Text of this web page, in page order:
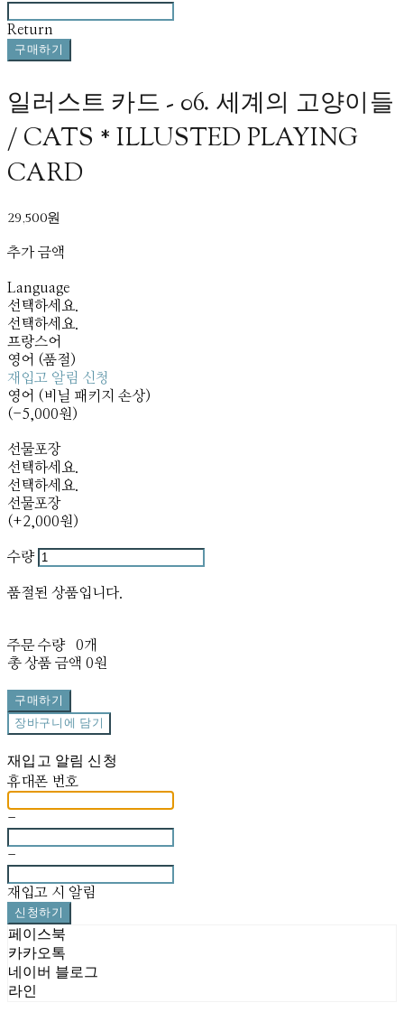
Return
구매하기
일러스트 카드 - 06. 세계의 고양이들
/ CATS * ILLUSTED PLAYING
CARD
29,500원
추가 금액
Language
선택하세요.
선택하세요.
프랑스어
영어 (품절)
재입고 알림 신청
영어 (비닐 패키지 손상)
(-5,000원)
선물포장
선택하세요.
선택하세요.
선물포장
(+2,000원)
수량
품절된 상품입니다.
주문 수량
0개
총 상품 금액 0원
구매하기
장바구니에 담기
재입고 알림 신청
휴대폰 번호
-
-
재입고 시 알림
신청하기
페이스북
카카오톡
네이버 블로그
라인